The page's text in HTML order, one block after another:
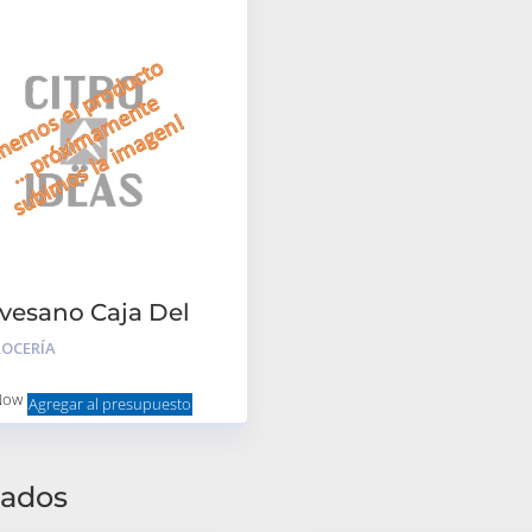
Caja Del
Agregar al presupuesto